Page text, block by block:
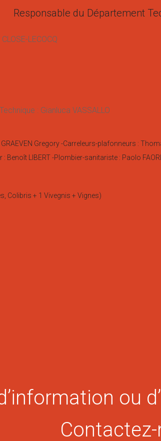
Responsable du Département
LECOCQ
: Gianluca VASSALLO
Gregory -Carreleurs-plafonneurs :
LIBERT -Plombier-sanitariste : Paolo
Colibris + 1 Vivegnis + Vignes)
ou